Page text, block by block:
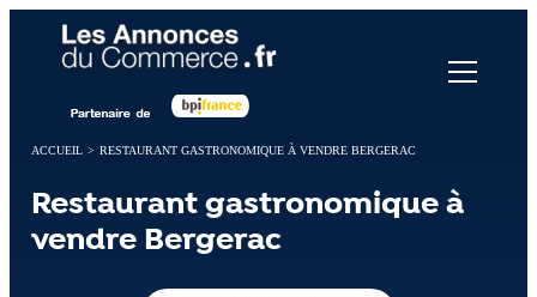
ACCUEIL > RESTAURANT GASTRONOMIQUE À VENDRE BERGERAC
Restaurant gastronomique à
vendre Bergerac
Panneau de gestion des cookies